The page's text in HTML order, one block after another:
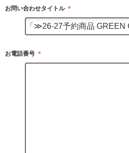
お問い合わせタイトル ＊
お電話番号 ＊